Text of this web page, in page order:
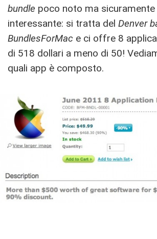
bundle poco noto ma
interessante: si tratta del Denver
BundlesForMac e ci offre 8
di 518 dollari a meno di 50!
quali app è composto.